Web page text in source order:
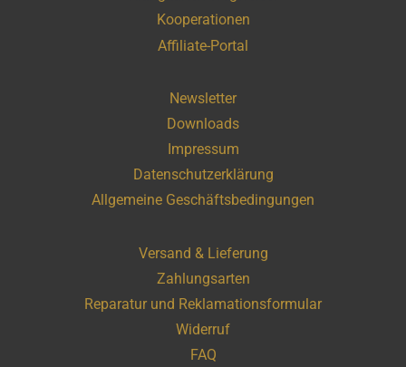
Kooperationen
Affiliate-Portal
Newsletter
Downloads
Impressum
Datenschutzerklärung
Allgemeine Geschäftsbedingungen
Versand & Lieferung
Zahlungsarten
Reparatur und Reklamationsformular
Widerruf
FAQ